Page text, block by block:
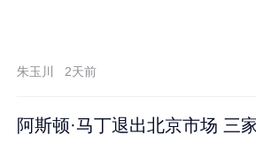
朱玉川 2天前
阿斯顿·马丁退出北京市场 三